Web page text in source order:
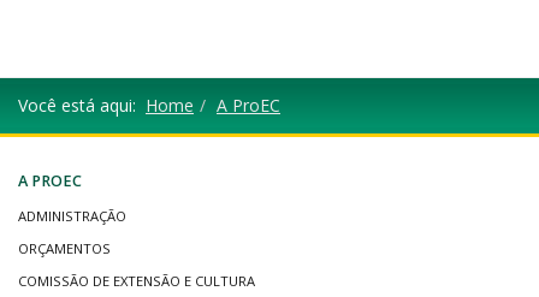
Você está aqui: Home A ProEC
A PROEC
ADMINISTRAÇÃO
ORÇAMENTOS
COMISSÃO DE EXTENSÃO E CULTURA